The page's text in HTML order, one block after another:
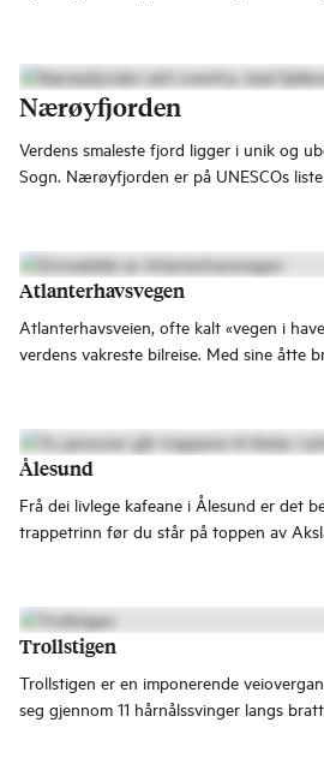
Nærøyfjorden
Verdens smaleste fjord ligger i unik og
Sogn. Nærøyfjorden er på UNESCOs
Atlanterhavsvegen
Atlanterhavsveien, ofte kalt «vegen i
verdens vakreste bilreise. Med sine åtte
møtes.
Ålesund
Frå dei livlege kafeane i Ålesund er det
trappetrinn før du står på toppen av
storslått natur er det ikkje rart at
kåra Ålesund til ein av dei vakraste
Trollstigen
Trollstigen er en imponerende
seg gjennom 11 hårnålssvinger langs